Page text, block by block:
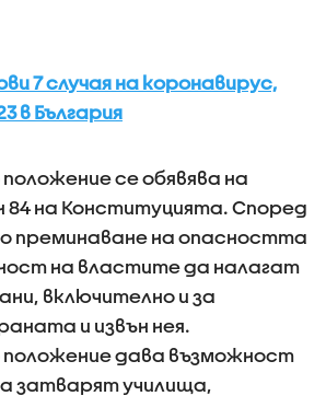
7 случая на коронавирус,
в България
се обявява на
84 на Конституцията. Според
преминаване на опасността
на властите да налагат
включително и за
и извън нея.
дава възможност
затварят училища,